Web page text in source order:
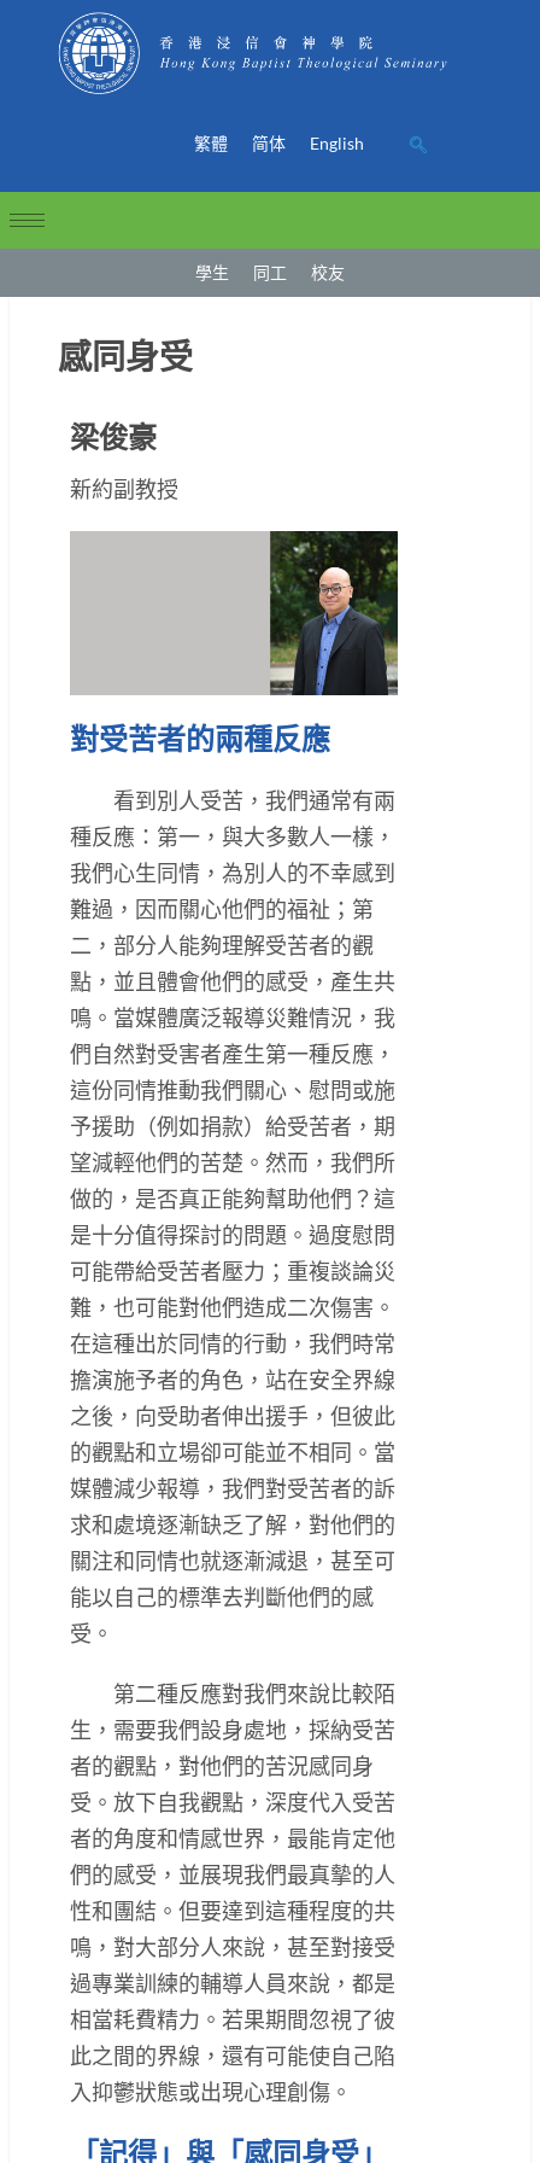
繁體 简体 English
學生 同工 校友
感同身受
梁俊豪
新約副教授
對受苦者的兩種反應
看到別人受苦，我們通常有兩
種反應：第一，與大多數人一樣，
我們心生同情，為別人的不幸感到
難過，因而關心他們的福祉；第
二，部分人能夠理解受苦者的觀
點，並且體會他們的感受，產生共
鳴。當媒體廣泛報導災難情況，我
們自然對受害者產生第一種反應，
這份同情推動我們關心、慰問或施
予援助（例如捐款）給受苦者，期
望減輕他們的苦楚。然而，我們所
做的，是否真正能夠幫助他們？這
是十分值得探討的問題。過度慰問
可能帶給受苦者壓力；重複談論災
難，也可能對他們造成二次傷害。
在這種出於同情的行動，我們時常
擔演施予者的角色，站在安全界線
之後，向受助者伸出援手，但彼此
的觀點和立場卻可能並不相同。當
媒體減少報導，我們對受苦者的訴
求和處境逐漸缺乏了解，對他們的
關注和同情也就逐漸減退，甚至可
能以自己的標準去判斷他們的感
受。
第二種反應對我們來說比較陌
生，需要我們設身處地，採納受苦
者的觀點，對他們的苦況感同身
受。放下自我觀點，深度代入受苦
者的角度和情感世界，最能肯定他
們的感受，並展現我們最真摰的人
性和團結。但要達到這種程度的共
鳴，對大部分人來說，甚至對接受
過專業訓練的輔導人員來說，都是
相當耗費精力。若果期間忽視了彼
此之間的界線，還有可能使自己陷
入抑鬱狀態或出現心理創傷。
「記得」與「感同身受」